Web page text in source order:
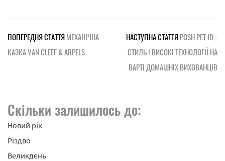
ПОПЕРЕДНЯ СТАТТЯМЕХАНІЧНА
КАЗКА VAN CLEEF & ARPELS
НАСТУПНА СТАТТЯPOSH PET ID -
СТИЛЬ І ВИСОКІ ТЕХНОЛОГІЇ НА
ВАРТІ ДОМАШНІХ ВИХОВАНЦІВ
Скільки залишилось до:
Новий рік
Різдво
Великдень